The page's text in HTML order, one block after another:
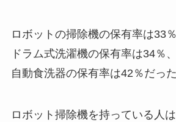
ロボットの掃除機の保有率は33％
ドラム式洗濯機の保有率は34％、
自動食洗器の保有率は42％だった
ロボット掃除機を持っている人